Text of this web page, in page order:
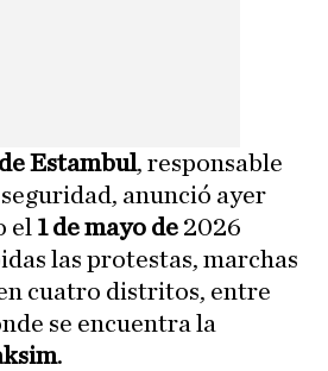
Estambul, responsable
anunció ayer
el 1 de mayo de 2026
las protestas, marchas
cuatro distritos, entre
se encuentra la
.